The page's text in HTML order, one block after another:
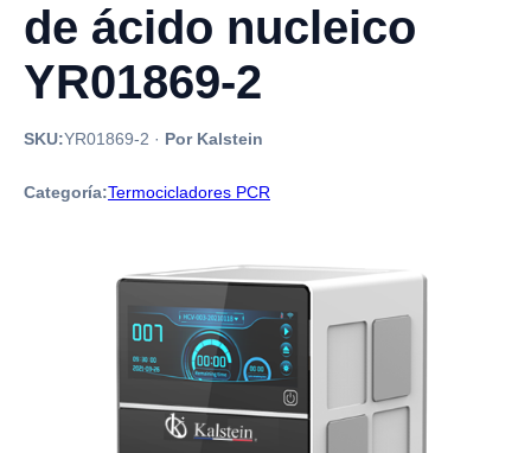
de ácido nucleico
YR01869-2
SKU:YR01869-2 · Por Kalstein
Categoría:Termocicladores PCR